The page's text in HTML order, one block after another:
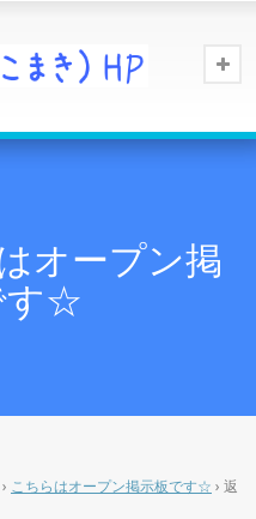
オープン掲
す☆
› こちらはオープン掲示板です☆ › 返